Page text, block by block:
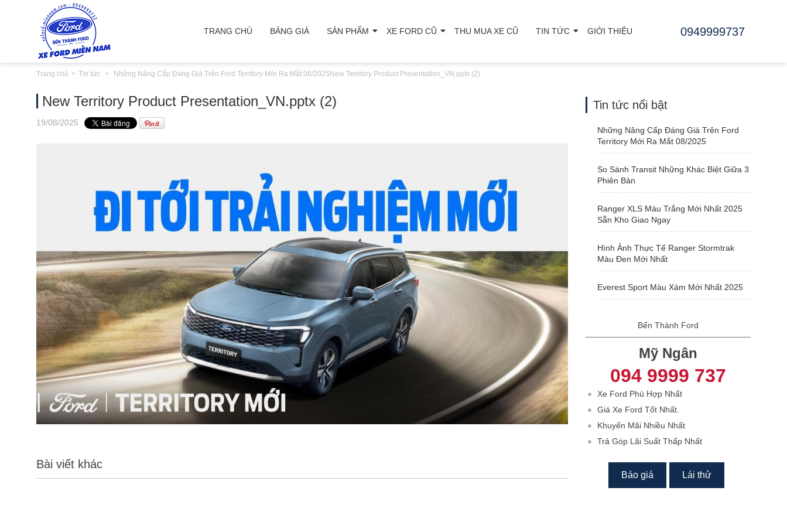
TRANG CHỦ BẢNG GIÁ SẢN PHẨM XE FORD CŨ THU MUA XE CŨ TIN TỨC GIỚI THIỆU 0949999737
Trang chủ Tin tức Những Nâng Cấp Đáng Giá Trên Ford Territory Mới Ra Mắt 08/2025 New Territory Product Presentation_VN.pptx (2)
New Territory Product Presentation_VN.pptx (2)
19/08/2025
Bài viết khác
Tin tức nổi bật
Những Nâng Cấp Đáng Giá Trên Ford
Territory Mới Ra Mắt 08/2025
So Sánh Transit Những Khác Biệt Giữa 3
Phiên Bản
Ranger XLS Màu Trắng Mới Nhất 2025
Sẵn Kho Giao Ngay
Hình Ảnh Thực Tế Ranger Stormtrak
Màu Đen Mới Nhất
Everest Sport Màu Xám Mới Nhất 2025
Bến Thành Ford
Mỹ Ngân
094 9999 737
Xe Ford Phù Hợp Nhất
Giá Xe Ford Tốt Nhất.
Khuyến Mãi Nhiều Nhất
Trả Góp Lãi Suất Thấp Nhất
Báo giá Lái thử